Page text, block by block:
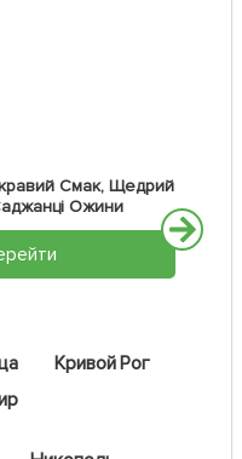
Смак, Щедрий
Ожини
Кривой Рог